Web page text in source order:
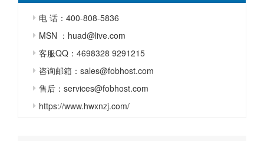
电 话：400-808-5836
MSN ：huad@live.com
客服QQ：4698328 9291215
咨询邮箱：sales@fobhost.com
售后：services@fobhost.com
https://www.hwxnzj.com/